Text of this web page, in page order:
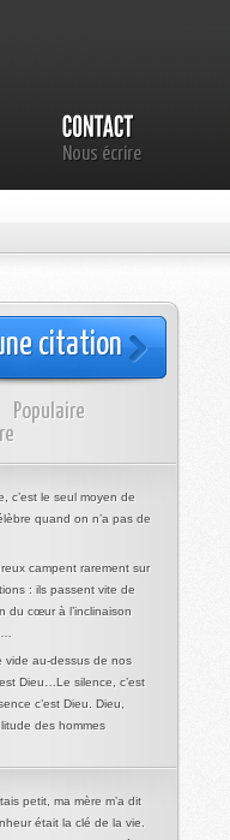
Nous écrire
citation
Populaire
c’est le seul moyen de
quand on n’a pas de
campent rarement sur
: ils passent vite de
du cœur à l’inclinaison
vide au-dessus de nos
Dieu…Le silence, c’est
c’est Dieu. Dieu,
des hommes
petit, ma mère m’a dit
était la clé de la vie.